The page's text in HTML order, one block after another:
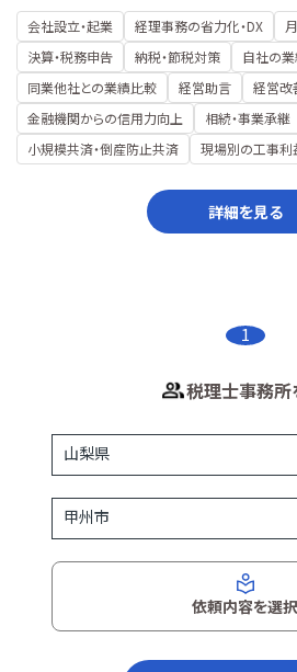
会社設立・起業 経理事務の省力化・DX
決算・税務申告
納税・節税対策 自社の
同業他社との業績比較
経営助言
経営改
金融機関からの信用力向上
相続・事業承継
小規模共済・倒産防止共済
現場別の工事利
詳細を見る
1
税理士事務所
依頼内容を選択